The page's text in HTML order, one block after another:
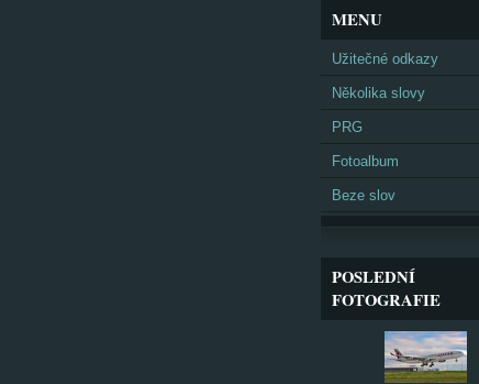
MENU
Užitečné odkazy
Několika slovy
PRG
Fotoalbum
Beze slov
POSLEDNÍ
FOTOGRAFIE